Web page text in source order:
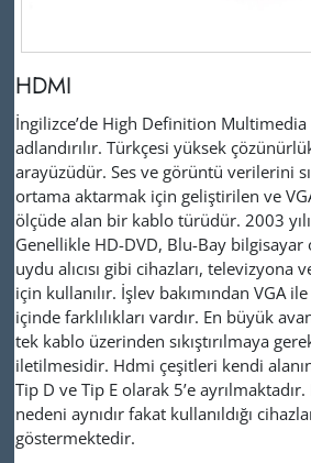
HDMI
İngilizce’de High Definition
adlandırılır. Türkçesi yüksek
arayüzüdür. Ses ve görüntü verilerini
ortama aktarmak için geliştirilen ve
ölçüde alan bir kablo türüdür. 2003
Genellikle HD-DVD, Blu-Bay
uydu alıcısı gibi cihazları, televizyona
için kullanılır. İşlev bakımından VGA
içinde farklılıkları vardır. En büyük
tek kablo üzerinden sıkıştırılmaya
iletilmesidir. Hdmi çeşitleri kendi
Tip D ve Tip E olarak 5’e
nedeni aynıdır fakat kullanıldığı
göstermektedir.